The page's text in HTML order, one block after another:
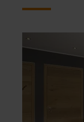
learn
more